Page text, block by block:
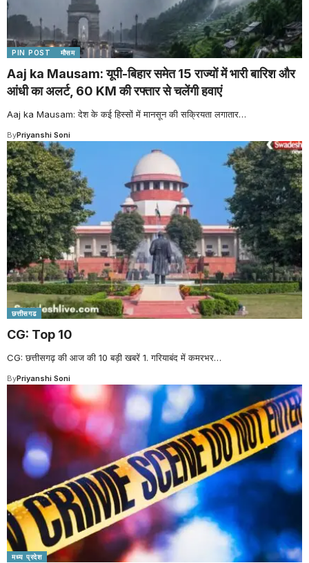
PIN POST मौसम
Aaj ka Mausam: यूपी-बिहार समेत 15 राज्यों में भारी बारिश और
आंधी का अलर्ट, 60 KM की रफ्तार से चलेंगी हवाएं
Aaj ka Mausam: देश के कई हिस्सों में मानसून की सक्रियता लगातार…
ByPriyanshi Soni
छत्तीसगढ
CG: Top 10
CG: छत्तीसगढ़ की आज की 10 बड़ी खबरें 1. गरियाबंद में कमरभर…
ByPriyanshi Soni
मध्य प्रदेश